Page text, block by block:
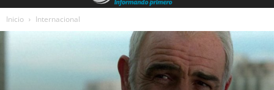
Inicio Internacional